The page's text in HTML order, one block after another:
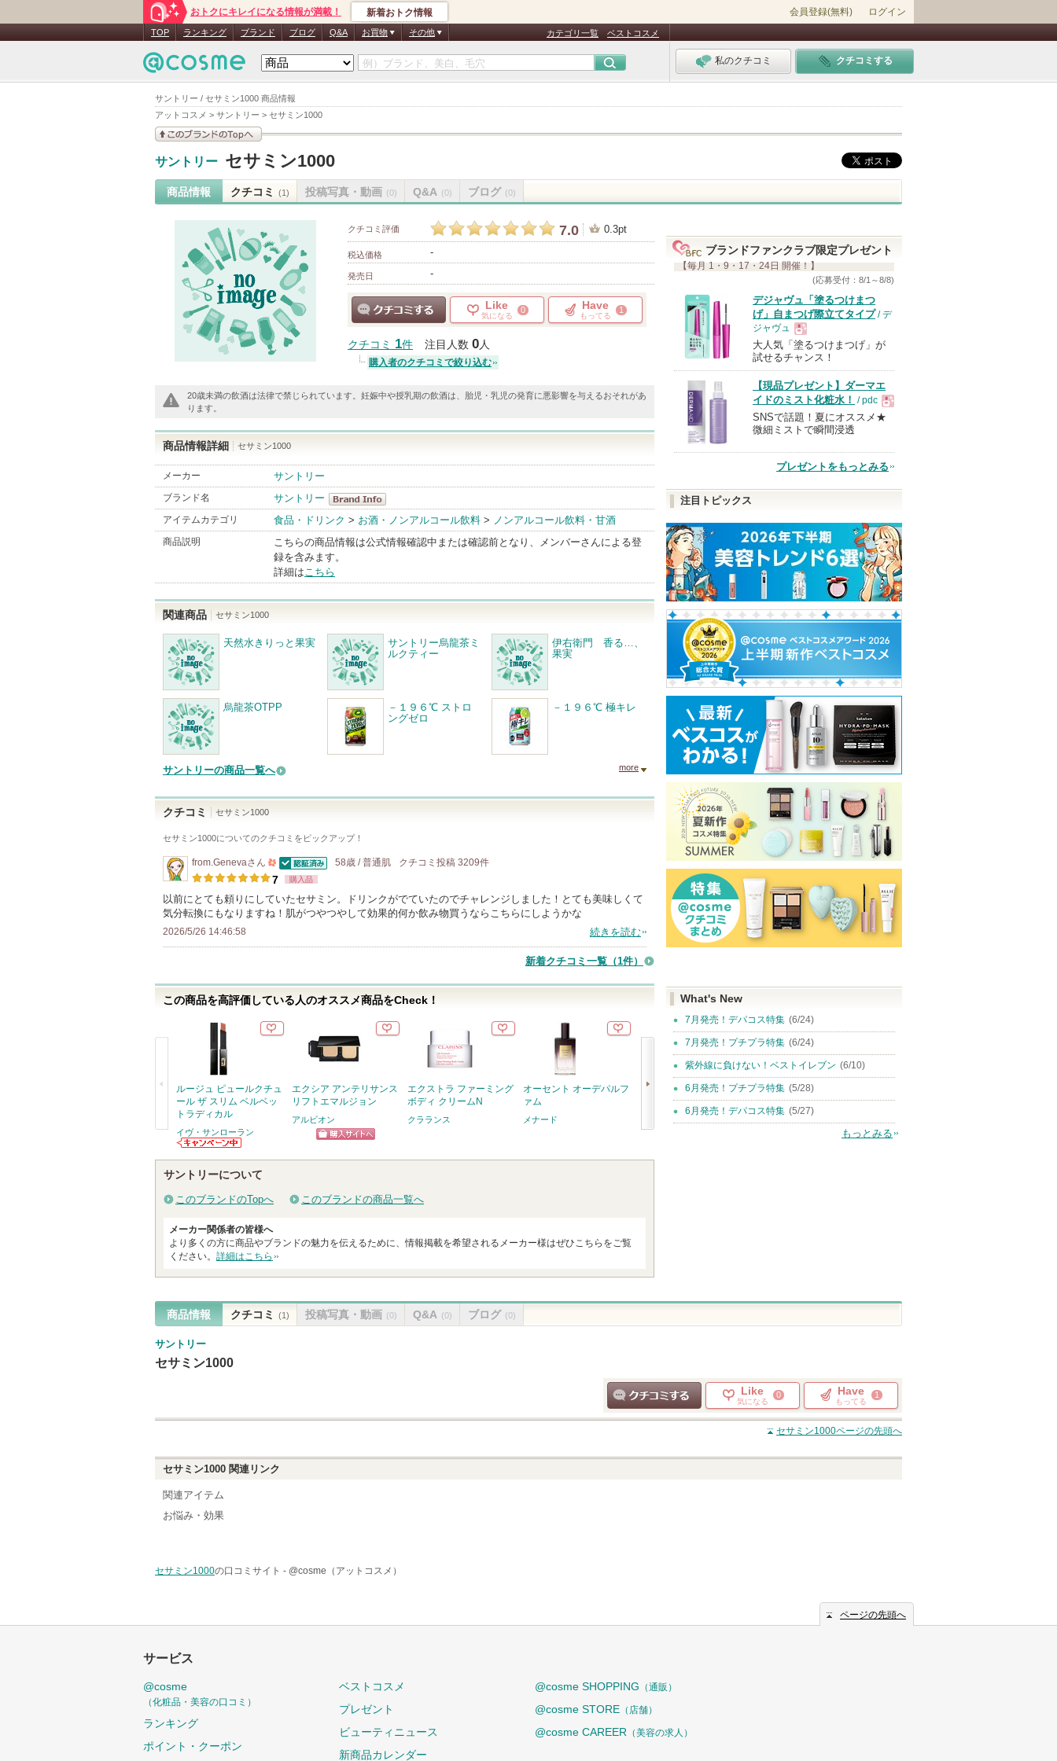
サントリー / セサミン1000 商品情報
アットコスメ > サントリー > セサミン1000
おトクにキレイになる情報が満載！ 新着おトク情報 会員登録(無料) ログイン
TOP ランキング ブランド ブログ Q&A お買物 その他 カテゴリ一覧 ベストコスメ
私のクチコミ クチコミする
このブランドの情報を
見る
サントリー セサミン1000
商品情報 クチコミ (1) 投稿写真・動画 (0) Q&A (0) ブログ (0)
クチコミ評価 7.0 0.3pt
税込価格 -
発売日 -
Like
気になる
0 Have
もってる
1
クチコミ 1件 注目人数 0人
購入者のクチコミで絞り込む
20歳未満の飲酒は法律で禁じられています。妊娠中や授乳期の飲酒は、胎児・乳児の発育に悪影響を与えるおそれがあ
ります。
商品情報詳細 セサミン1000
メーカー サントリー
ブランド名
サントリー
サントリー
BrandInfo
アイテムカテゴリ 食品・ドリンク > お酒・ノンアルコール飲料 > ノンアルコール飲料・甘酒
商品説明
こちらの商品情報は公式情報確認中または確認前となり、メンバーさんによる登
録を含みます。
詳細はこちら
関連商品 セサミン1000
天然水きりっと果実
サントリー烏龍茶ミ
ルクティー
伊右衛門 香る…、
果実
烏龍茶OTPP
－１９６℃ ストロ
ングゼロ
－１９６℃ 極キレ
サントリーの商品一覧へ more
クチコミ セサミン1000
セサミン1000についてのクチコミをピックアップ！
from.Genevaさん
500
人
以
の
ン
バ
ー
気
に
登
さ
て
い
認証済
58歳 / 普通肌 クチコミ投稿 3209件
7 購入品
以前にとても頼りにしていたセサミン。ドリンクがでていたのでチャレンジしました！とても美味しくて
気分転換にもなりますね！肌がつやつやして効果的何か飲み物買うならこちらにしようかな
2026/5/26 14:46:58 続きを読む
新着クチコミ一覧 （1件）
この商品を高評価している人のオススメ商品をCheck！
る
へ
ルージュ ピュールクチュ
ール ザ スリム ベルベッ
トラディカル
イヴ・サンローラン
らせがあります
エクシア アンテリサンス
リフトエマルジョン
アルビオン
エクストラ ファーミング
ボディ クリームN
クラランス
オーセント オーデパルフ
ァム
メナード
クラリファイング ローシ
ピクエース
ハーバー
サントリーについて
このブランドのTopへ このブランドの商品一覧へ
メーカー関係者の皆様へ
より多くの方に商品やブランドの魅力を伝えるために、情報掲載を希望されるメーカー様はぜひこちらをご覧
ください。 詳細はこちら
ブランドファンクラブ限定プレゼント
【毎月 1・9・17・24日 開催！】
(応募受付：8/1～8/8)
デジャヴュ「塗るつけまつ
げ」自まつげ際立てタイプ/ デ
ジャヴュ
現
品
大人気「塗るつけまつげ」が
試せるチャンス！
【現品プレゼント】ダーマエ
イドのミスト化粧水！ / pdc
現
品
SNSで話題！夏にオススメ★
微細ミストで瞬間浸透
プレゼントをもっとみる
注目トピックス
What's New
7月発売！デパコス特集 (6/24)
7月発売！プチプラ特集 (6/24)
紫外線に負けない！ベストイレブン (6/10)
6月発売！プチプラ特集 (5/28)
6月発売！デパコス特集 (5/27)
もっとみる
商品情報 クチコミ (1) 投稿写真・動画 (0) Q&A (0) ブログ (0)
サントリー
セサミン1000
クチコミする
Like
気になる
0 Have
もってる
1
セサミン1000ページの先頭へ
セサミン1000 関連リンク
関連アイテム
お悩み・効果
セサミン1000の口コミサイト - @cosme（アットコスメ）
ページの先頭へ
サービス
@cosme
（化粧品・美容の口コミ）
ランキング
ポイント・クーポン
ベストコスメ
プレゼント
ビューティニュース
新商品カレンダー
@cosme SHOPPING （通販）
@cosme STORE （店舗）
@cosme CAREER （美容の求人）